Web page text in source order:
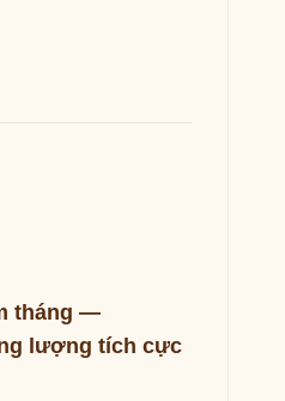
tháng —
lượng tích cực